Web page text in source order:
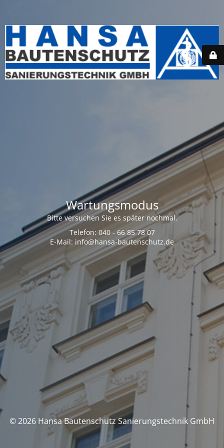
Wartungsmodus
Bitte versuchen Sie es später nochmal.
Telefon: 040 - 66 85 78 07
E-Mail: info@hansa-bautenschutz.de
© 2026 Hansa Bautenschutz Sanierungstechnik GmbH